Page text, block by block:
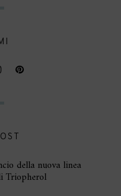
della nuova linea
Triopherol